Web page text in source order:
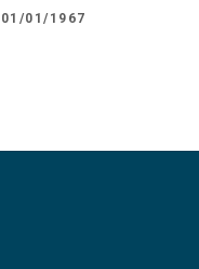
01/01/1967